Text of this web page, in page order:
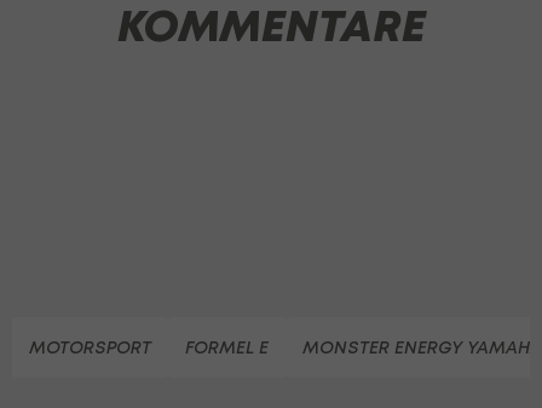
KOMMENTARE
MOTORSPORT FORMEL E MONSTER ENERGY